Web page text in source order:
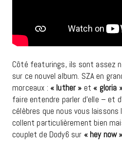
Côté featurings, ils sont assez
sur ce nouvel album. SZA en
morceaux : « luther » et « gloria
faire entendre parler d’elle – et
célèbres que nous vous laissons
collent particulièrement bien
couplet de Dody6 sur « hey now